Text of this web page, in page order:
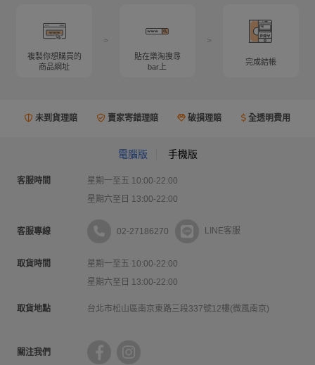
複製你想購買的
商品網址
>
貼在樂淘搜尋
bar上
>
完成結帳
未到貨理賠 賣家寄錯理賠 破損理賠 全透明費用
電腦版 手機版
客服時間
星期一至五 10:00-22:00
星期六至日 13:00-22:00
客服專線 02-27186270 LINE客服
取貨時間
星期一至五 10:00-22:00
星期六至日 13:00-22:00
取貨地點 台北市松山區南京東路三段337號12樓(微風南京)
關注我們